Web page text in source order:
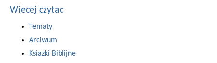
Wiecej czytac
Tematy
Arciwum
Ksiazki Biblijne